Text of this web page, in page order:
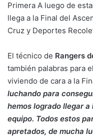
Primera A luego de
llega a la Final del
Cruz y Deportes
El técnico de Rangers
también palabras para
viviendo de cara a la
luchando para
hemos logrado llegar
equipo. Todos estos
apretados, de mucha